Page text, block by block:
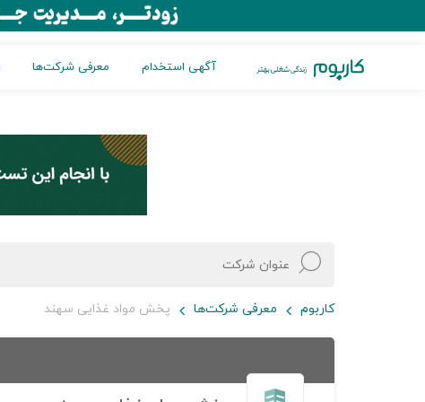
آگهی استخدام معرفی شرکت‌ها
کاربوم معرفی شرکت‌ها پخش مواد غذایی سهند